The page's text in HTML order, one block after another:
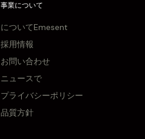
事業について
についてEmesent
採用情報
お問い合わせ
ニュースで
プライバシーポリシー
品質方針